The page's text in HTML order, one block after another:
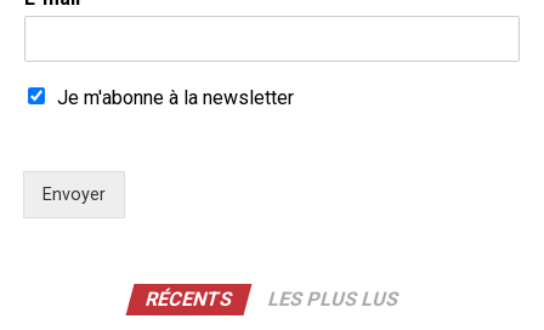
Je m'abonne à la newsletter
Envoyer
RÉCENTS LES PLUS LUS